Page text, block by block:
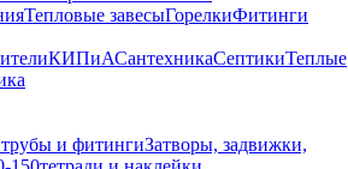
Тепловые завесыГорелкиФитинги
КИПиАСантехникаСептикиТеплые
и фитингиЗатворы, задвижки,